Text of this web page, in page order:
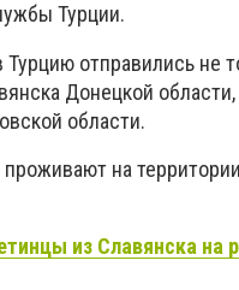
Турции.
отправились не
Донецкой
области.
на
из Славянска на